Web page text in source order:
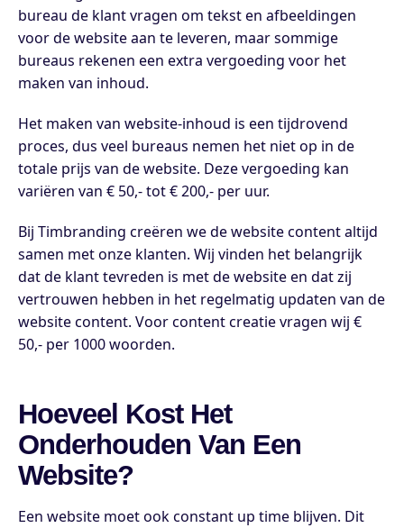
bureau de klant vragen om tekst en afbeeldingen
voor de website aan te leveren, maar sommige
bureaus rekenen een extra vergoeding voor het
maken van inhoud.
Het maken van website-inhoud is een tijdrovend
proces, dus veel bureaus nemen het niet op in de
totale prijs van de website. Deze vergoeding kan
variëren van € 50,- tot € 200,- per uur.
Bij Timbranding creëren we de website content altijd
samen met onze klanten. Wij vinden het belangrijk
dat de klant tevreden is met de website en dat zij
vertrouwen hebben in het regelmatig updaten van de
website content. Voor content creatie vragen wij €
50,- per 1000 woorden.
Hoeveel Kost Het
Onderhouden Van Een
Website?
Een website moet ook constant up time blijven. Dit